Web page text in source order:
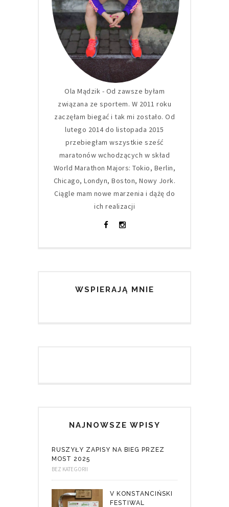
Ola Mądzik - Od zawsze byłam
związana ze sportem. W 2011 roku
zaczęłam biegać i tak mi zostało. Od
lutego 2014 do listopada 2015
przebiegłam wszystkie sześć
maratonów wchodzących w skład
World Marathon Majors: Tokio, Berlin,
Chicago, Londyn, Boston, Nowy Jork.
Ciągle mam nowe marzenia i dążę do
ich realizacji
WSPIERAJĄ MNIE
NAJNOWSZE WPISY
RUSZYŁY ZAPISY NA BIEG PRZEZ
MOST 2025
BEZ KATEGORII
V KONSTANCIŃSKI
FESTIWAL